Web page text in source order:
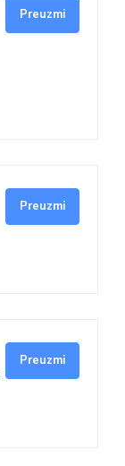
Preuzmi
Preuzmi
Preuzmi